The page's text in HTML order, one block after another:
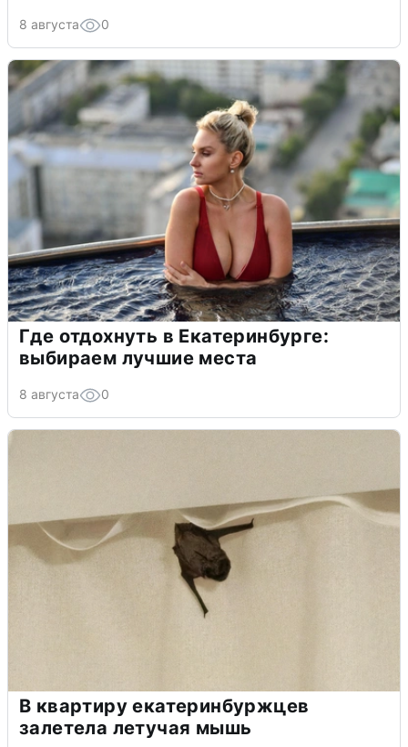
8 августа 0
Где отдохнуть в Екатеринбурге:
выбираем лучшие места
8 августа 0
В квартиру екатеринбуржцев
залетела летучая мышь